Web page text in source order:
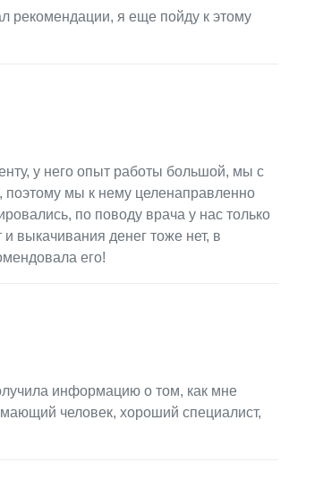
рекомендации, я еще пойду к этому
у него опыт работы большой, мы с
поэтому мы к нему целенаправленно
по поводу врача у нас только
выкачивания денег тоже нет, в
его!
информацию о том, как мне
человек, хороший специалист,